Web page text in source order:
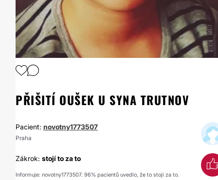
PŘIŠITÍ OUŠEK U SYNA TRUTNOV
Pacient: novotny1773507
Praha
Zákrok: stojí to za to
Informuje: novotny1773507. 96% pacientů uvedlo, že to stojí za to.